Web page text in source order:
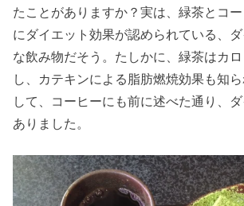
たことがありますか？実は、緑茶とコ
にダイエット効果が認められている、
な飲み物だそう。たしかに、緑茶はカ
し、カテキンによる脂肪燃焼効果も知
して、コーヒーにも前に述べた通り、
ありました。